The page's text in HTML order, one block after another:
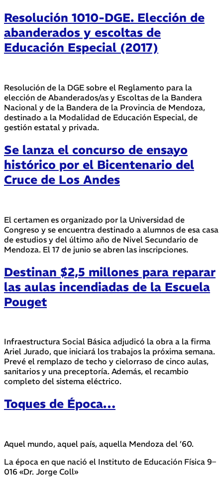
Resolución 1010-DGE. Elección de
abanderados y escoltas de
Educación Especial (2017)
Resolución de la DGE sobre el Reglamento para la
elección de Abanderados/as y Escoltas de la Bandera
Nacional y de la Bandera de la Provincia de Mendoza,
destinado a la Modalidad de Educación Especial, de
gestión estatal y privada.
Se lanza el concurso de ensayo
histórico por el Bicentenario del
Cruce de Los Andes
El certamen es organizado por la Universidad de
Congreso y se encuentra destinado a alumnos de esa casa
de estudios y del último año de Nivel Secundario de
Mendoza. El 17 de junio se abren las inscripciones.
Destinan $2,5 millones para reparar
las aulas incendiadas de la Escuela
Pouget
Infraestructura Social Básica adjudicó la obra a la firma
Ariel Jurado, que iniciará los trabajos la próxima semana.
Prevé el remplazo de techo y cielorraso de cinco aulas,
sanitarios y una preceptoría. Además, el recambio
completo del sistema eléctrico.
Toques de Época…
Aquel mundo, aquel país, aquella Mendoza del ’60.
La época en que nació el Instituto de Educación Física 9–
016 «Dr. Jorge Coll»